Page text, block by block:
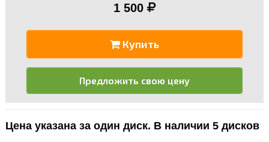
1 500
Купить
Предложить свою цену
Цена указана за один диск. В наличии 5 дисков